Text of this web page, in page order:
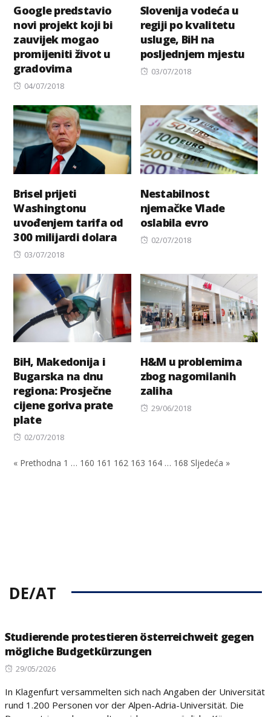
Google predstavio
novi projekt koji bi
zauvijek mogao
promijeniti život u
gradovima
Posted
04/07/2018
Slovenija vodeća u
regiji po kvalitetu
usluge, BiH na
posljednjem mjestu
Posted
03/07/2018
Brisel prijeti
Washingtonu
uvođenjem tarifa od
300 milijardi dolara
Posted
03/07/2018
Nestabilnost
njemačke Vlade
oslabila evro
Posted
02/07/2018
BiH, Makedonija i
Bugarska na dnu
regiona: Prosječne
cijene goriva prate
plate
Posted
02/07/2018
H&M u problemima
zbog nagomilanih
zaliha
Posted
29/06/2018
« Prethodna 1 … 160 161 162 163 164 … 168 Sljedeća »
DE/AT
Studierende protestieren österreichweit gegen
mögliche Budgetkürzungen
Posted
29/05/2026
In Klagenfurt versammelten sich nach Angaben der Universität
rund 1.200 Personen vor der Alpen-Adria-Universität. Die